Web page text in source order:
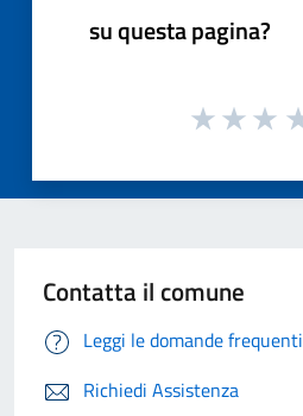
su questa pagina?
Contatta il comune
Leggi le domande frequenti
Richiedi Assistenza